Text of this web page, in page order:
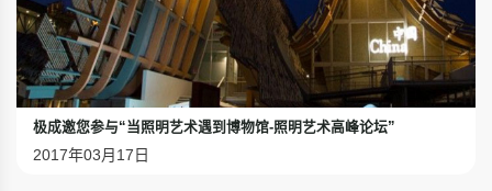
极成邀您参与“当照明艺术遇到博物馆-照明艺术高峰论坛”
2017年03月17日